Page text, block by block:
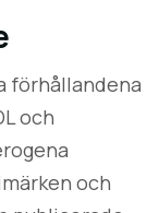
förhållandena
och
och